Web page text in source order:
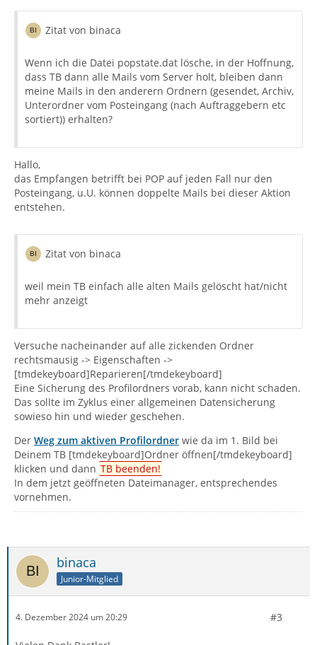
Zitat von binaca
Wenn ich die Datei popstate.dat lösche, in der Hoffnung,
dass TB dann alle Mails vom Server holt, bleiben dann
meine Mails in den anderern Ordnern (gesendet, Archiv,
Unterordner vom Posteingang (nach Auftraggebern etc
sortiert)) erhalten?
Hallo,
das Empfangen betrifft bei POP auf jeden Fall nur den
Posteingang, u.U. können doppelte Mails bei dieser Aktion
entstehen.
Zitat von binaca
weil mein TB einfach alle alten Mails gelöscht hat/nicht
mehr anzeigt
Versuche nacheinander auf alle zickenden Ordner
rechtsmausig -> Eigenschaften ->
[tmdekeyboard]Reparieren[/tmdekeyboard]
Eine Sicherung des Profilordners vorab, kann nicht schaden.
Das sollte im Zyklus einer allgemeinen Datensicherung
sowieso hin und wieder geschehen.
Der Weg zum aktiven Profilordner wie da im 1. Bild bei
Deinem TB [tmdekeyboard]Ordner öffnen[/tmdekeyboard]
klicken und dann TB beenden!
In dem jetzt geöffneten Dateimanager, entsprechendes
vornehmen.
binaca
Junior-Mitglied
4. Dezember 2024 um 20:29 #3